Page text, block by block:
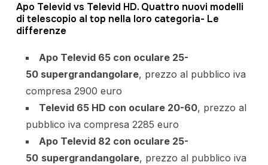
Apo Televid vs Televid HD. Quattro nuovi modelli
di telescopio al top nella loro categoria- Le
differenze
Apo Televid 65 con oculare 25-
50 supergrandangolare, prezzo al pubblico iva
compresa 2900 euro
Televid 65 HD con oculare 20-60, prezzo al
pubblico iva compresa 2285 euro
Apo Televid 82 con oculare 25-
50 supergrandangolare, prezzo al pubblico iva